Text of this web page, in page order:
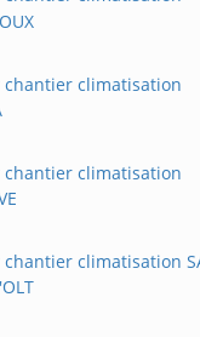
chantier climatisation
chantier climatisation
climatisation